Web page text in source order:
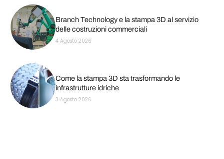
Branch Technology e la stampa 3D al servizio
delle costruzioni commerciali
4 Agosto 2026
Come la stampa 3D sta trasformando le
infrastrutture idriche
3 Agosto 2026